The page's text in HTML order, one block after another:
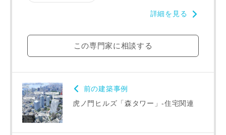
詳細を見る
この専門家に相談する
前の建築事例
虎ノ門ヒルズ「森タワー」-住宅関連